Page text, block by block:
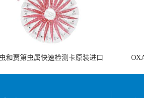
和贾第虫属快速检测卡原装进口